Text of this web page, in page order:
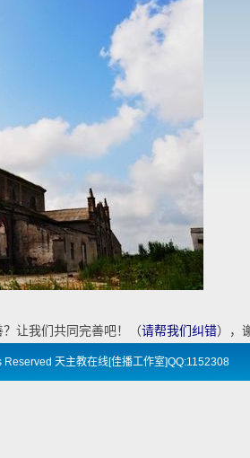
？让我们共同完善吧！（请帮我们纠错），
天主教在线[佳播工作室]QQ:1152308